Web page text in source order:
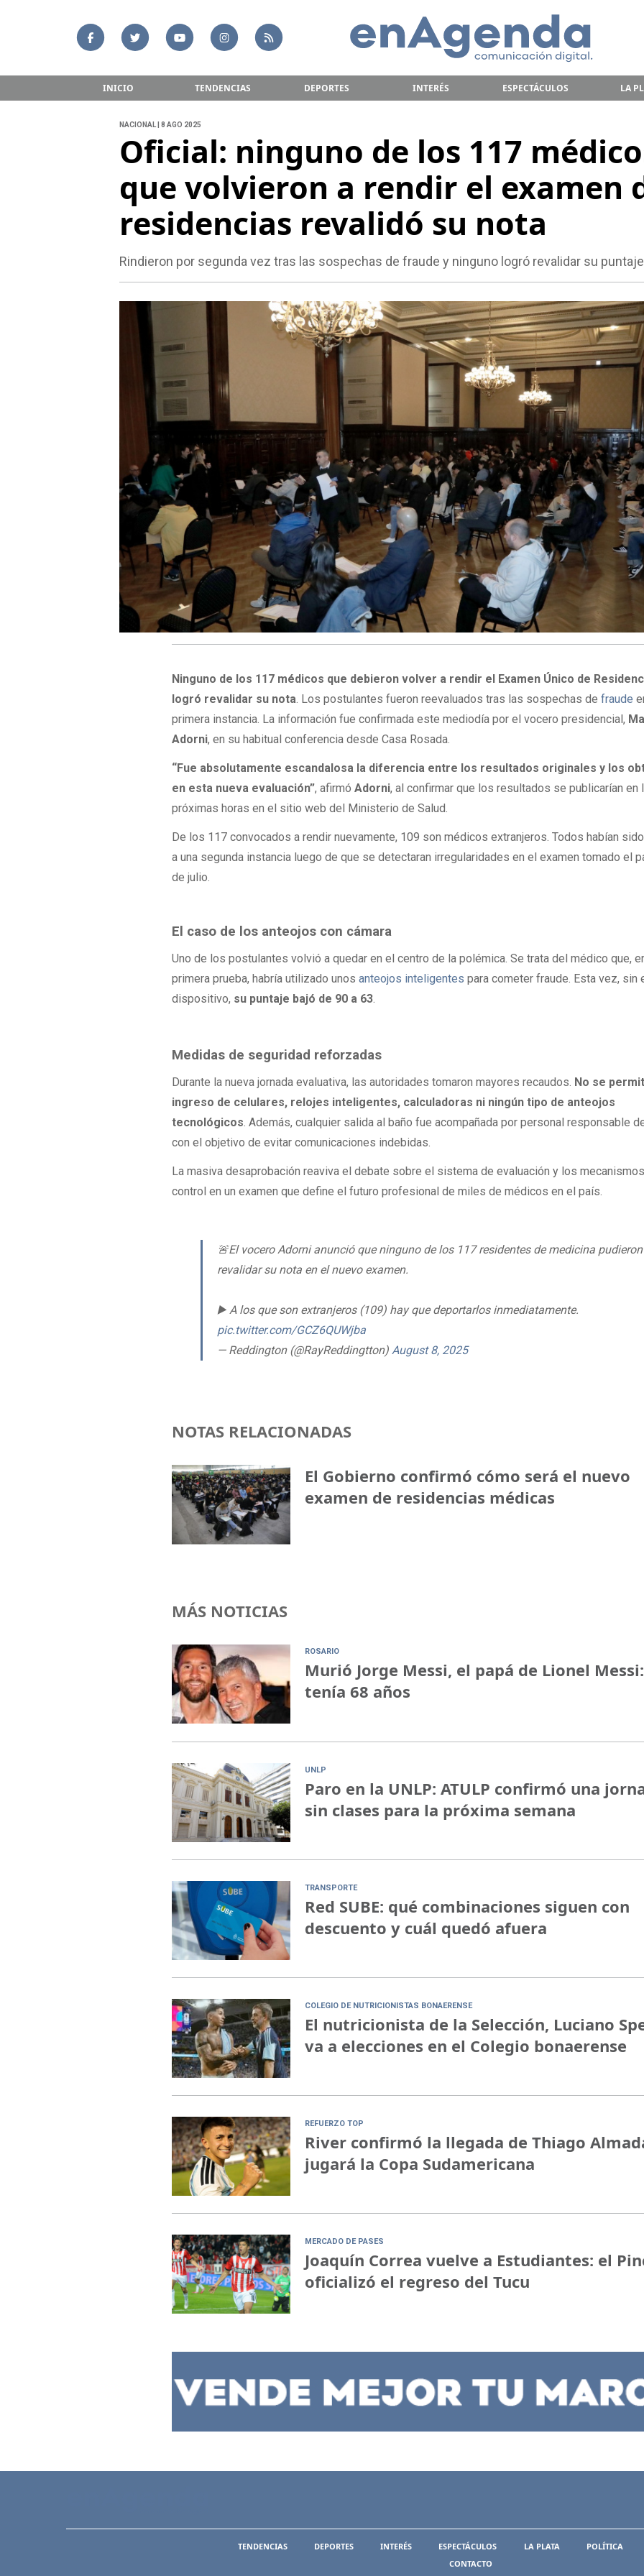
INICIO TENDENCIAS DEPORTES INTERÉS ESPECTÁCULOS LA
NACIONAL | 8 AGO 2025
Oficial: ninguno de los 117
que volvieron a rendir el examen
residencias revalidó su nota
Rindieron por segunda vez tras las sospechas de fraude y ninguno logró revalidar su
Ninguno de los 117 médicos que debieron volver a rendir el Examen Único de
logró revalidar su nota. Los postulantes fueron reevaluados tras las sospechas defraude
primera instancia. La información fue confirmada este mediodía por el vocero presidencial,
Adorni, en su habitual conferencia desde Casa Rosada.
“Fue absolutamente escandalosa la diferencia entre los resultados originales y los
en esta nueva evaluación”, afirmóAdorni, al confirmar que los resultados se publicarían en
próximas horas en el sitio web del Ministerio de Salud.
De los 117 convocados a rendir nuevamente, 109 son médicos extranjeros. Todos habían
a una segunda instancia luego de que se detectaran irregularidades en el examen tomado el
de julio.
El caso de los anteojos con cámara
Uno de los postulantes volvió a quedar en el centro de la polémica. Se trata del médico que,
primera prueba, habría utilizado unosanteojos inteligentes para cometer fraude. Esta vez, sin
dispositivo, su puntaje bajó de 90 a 63
Medidas de seguridad reforzadas
Durante la nueva jornada evaluativa, las autoridades tomaron mayores recaudos. No se
ingreso de celulares, relojes inteligentes, calculadoras ni ningún tipo de anteojos
tecnológicos. Además, cualquier salida al baño fue acompañada por personal responsable
con el objetivo de evitar comunicaciones indebidas.
La masiva desaprobación reaviva el debate sobre el sistema de evaluación y los
control en un examen que define el futuro profesional de miles de médicos en el país.
🚨El vocero Adorni anunció que ninguno de los 117 residentes de medicina pudieron
revalidar su nota en el nuevo examen.
▶️ A los que son extranjeros (109) hay que deportarlos inmediatamente.
pic.twitter.com/GCZ6QUWjba
— Reddington (@RayReddingtton) August 8, 2025
NOTAS RELACIONADAS
El Gobierno confirmó cómo será el nuevo
examen de residencias médicas
MÁS NOTICIAS
ROSARIO
Murió Jorge Messi, el papá de Lionel Messi:
tenía 68 años
UNLP
Paro en la UNLP: ATULP confirmó una
sin clases para la próxima semana
TRANSPORTE
Red SUBE: qué combinaciones siguen con
descuento y cuál quedó afuera
COLEGIO DE NUTRICIONISTAS BONAERENSE
El nutricionista de la Selección, Luciano
va a elecciones en el Colegio bonaerense
REFUERZO TOP
River confirmó la llegada de Thiago
jugará la Copa Sudamericana
MERCADO DE PASES
Joaquín Correa vuelve a Estudiantes: el
oficializó el regreso del Tucu
TENDENCIAS DEPORTES INTERÉS ESPECTÁCULOS LA PLATA
POLÍTICA
CONTACTO